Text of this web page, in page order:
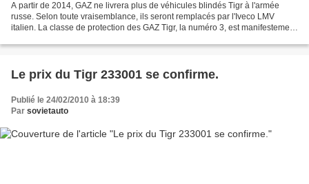
A partir de 2014, GAZ ne livrera plus de véhicules blindés Tigr à l'armée
russe. Selon toute vraisemblance, ils seront remplacés par l'Iveco LMV
italien. La classe de protection des GAZ Tigr, la numéro 3, est manifestement
Le prix du Tigr 233001 se confirme.
Publié le 24/02/2010 à 18:39
Par sovietauto